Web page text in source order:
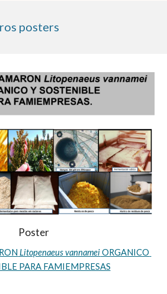
posters
Poster
Litopenaeus vannamei ORGANICO
PARA FAMIEMPRESAS